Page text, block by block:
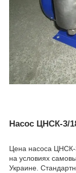
Насос ЦНСК-3/
Цена насоса ЦНСК-
на условиях
Украине.